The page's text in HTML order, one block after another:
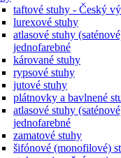
taftové stuhy - Český
lurexové stuhy
atlasové stuhy
jednofarebné
kárované stuhy
rypsové stuhy
jutové stuhy
plátnovky a bavlnené
atlasové stuhy
jednofarebné
zamatové stuhy
šifónové (monofilové)